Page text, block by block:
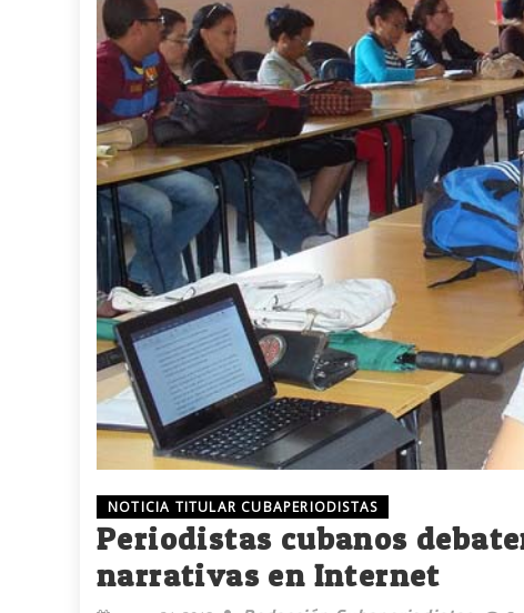
NOTICIA TITULAR CUBAPERIODISTAS
Periodistas cubanos
narrativas en Internet